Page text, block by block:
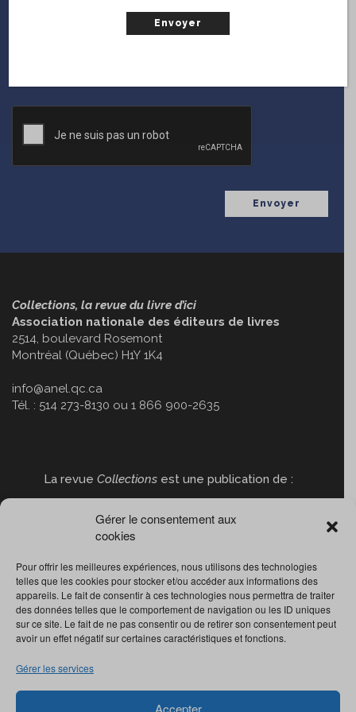
Gérer le consentement aux
cookies
Pour offrir les meilleures expériences, nous utilisons des technologies
telles que les cookies pour stocker et/ou accéder aux informations des
appareils. Le fait de consentir à ces technologies nous permettra de traiter
des données telles que le comportement de navigation ou les ID uniques
sur ce site. Le fait de ne pas consentir ou de retirer son consentement peut
avoir un effet négatif sur certaines caractéristiques et fonctions.
Gérer les services
Accepter
En vous inscrivant sur le web, vous serez notifié chaque
diffuse une nouvelle parution.
Collections, la revue du livre d’ici
Association nationale des éditeurs de livres
2514, boulevard Rosemont
Montréal (Québec) H1Y 1K4
info@anel.qc.ca
Tél. : 514 273-8130 ou 1 866 900-2635
La revue Collections est une publication de :